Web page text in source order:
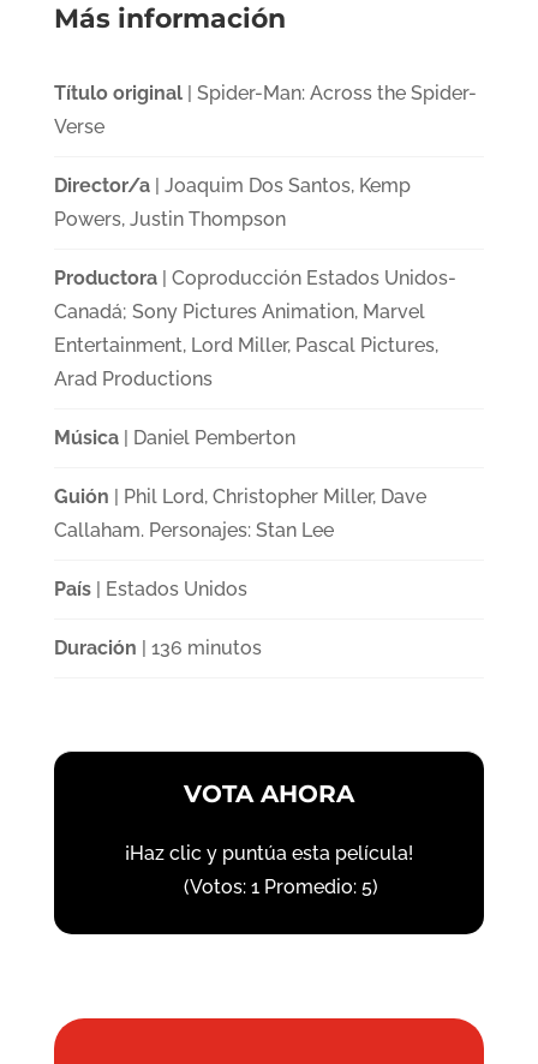
Más información
Título original| Spider-Man: Across the Spider-
Verse
Director/a| Joaquim Dos Santos, Kemp
Powers, Justin Thompson
Productora| Coproducción Estados Unidos-
Canadá; Sony Pictures Animation, Marvel
Entertainment, Lord Miller, Pascal Pictures,
Arad Productions
Música| Daniel Pemberton
Guión | Phil Lord, Christopher Miller, Dave
Callaham. Personajes: Stan Lee
País| Estados Unidos
Duración | 136 minutos
VOTA AHORA
¡Haz clic y puntúa esta película!
(Votos: 1Promedio: 5)